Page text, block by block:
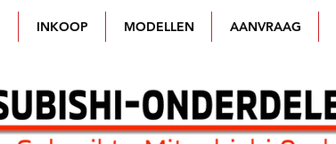
INKOOP MODELLEN AANVRAAG